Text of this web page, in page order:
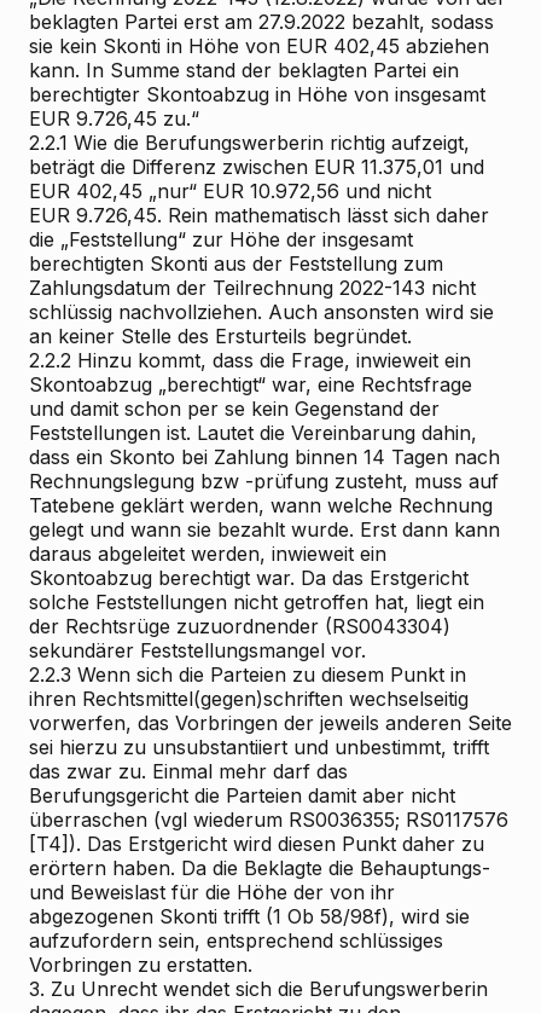
beklagten Partei erst am 27.9.2022 bezahlt, sodass
sie kein Skonti in Höhe von EUR 402,45 abziehen
kann. In Summe stand der beklagten Partei ein
berechtigter Skontoabzug in Höhe von insgesamt
EUR 9.726,45 zu.“
2.2.1 Wie die Berufungswerberin richtig aufzeigt,
beträgt die Differenz zwischen EUR 11.375,01 und
EUR 402,45 „nur“ EUR 10.972,56 und nicht
EUR 9.726,45. Rein mathematisch lässt sich daher
die „Feststellung“ zur Höhe der insgesamt
berechtigten Skonti aus der Feststellung zum
Zahlungsdatum der Teilrechnung 2022-143 nicht
schlüssig nachvollziehen. Auch ansonsten wird sie
an keiner Stelle des Ersturteils begründet.
2.2.2 Hinzu kommt, dass die Frage, inwieweit ein
Skontoabzug „berechtigt“ war, eine Rechtsfrage
und damit schon per se kein Gegenstand der
Feststellungen ist. Lautet die Vereinbarung dahin,
dass ein Skonto bei Zahlung binnen 14 Tagen nach
Rechnungslegung bzw -prüfung zusteht, muss auf
Tatebene geklärt werden, wann welche Rechnung
gelegt und wann sie bezahlt wurde. Erst dann kann
daraus abgeleitet werden, inwieweit ein
Skontoabzug berechtigt war. Da das Erstgericht
solche Feststellungen nicht getroffen hat, liegt ein
der Rechtsrüge zuzuordnender (RS0043304)
sekundärer Feststellungsmangel vor.
2.2.3 Wenn sich die Parteien zu diesem Punkt in
ihren Rechtsmittel(gegen)schriften wechselseitig
vorwerfen, das Vorbringen der jeweils anderen Seite
sei hierzu zu unsubstantiiert und unbestimmt, trifft
das zwar zu. Einmal mehr darf das
Berufungsgericht die Parteien damit aber nicht
überraschen (vgl wiederum RS0036355; RS0117576
[T4]). Das Erstgericht wird diesen Punkt daher zu
erörtern haben. Da die Beklagte die Behauptungs-
und Beweislast für die Höhe der von ihr
abgezogenen Skonti trifft (1 Ob 58/98f), wird sie
aufzufordern sein, entsprechend schlüssiges
Vorbringen zu erstatten.
3. Zu Unrecht wendet sich die Berufungswerberin